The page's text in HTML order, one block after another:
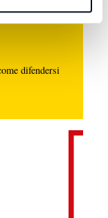
per l'ultimo
difendersi